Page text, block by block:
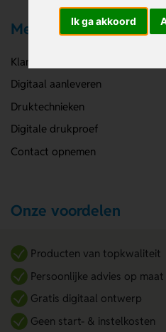
Ik ga akkoord
Meer informatie
Klantenservice
Digitaal aanleveren
Druktechnieken
Digitale drukproef
Contact opnemen
Onze voordelen
Producten van topkwaliteit
Persoonlijke advies op maat
Gratis digitaal ontwerp
Geen start- & instelkosten